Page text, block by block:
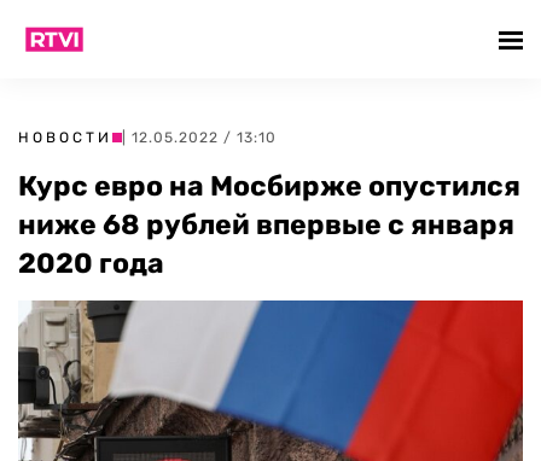
НОВОСТИ | 12.05.2022 / 13:10
Курс евро на Мосбирже опустился
ниже 68 рублей впервые с января
2020 года